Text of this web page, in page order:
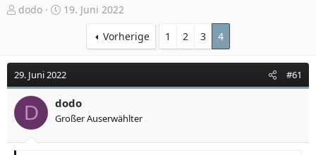
E
e
l
l
e
dodo
E
e
l
l
t
a
19. Juni 2022
Vorherige
1 2 3 4
29. Juni 2022 #61
D dodo
Großer Auserwählter